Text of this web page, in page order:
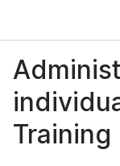
Training